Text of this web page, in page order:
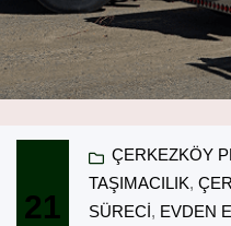
21
ÇERKEZKÖY
TAŞIMACILIK,
SÜRECI, EVDEN